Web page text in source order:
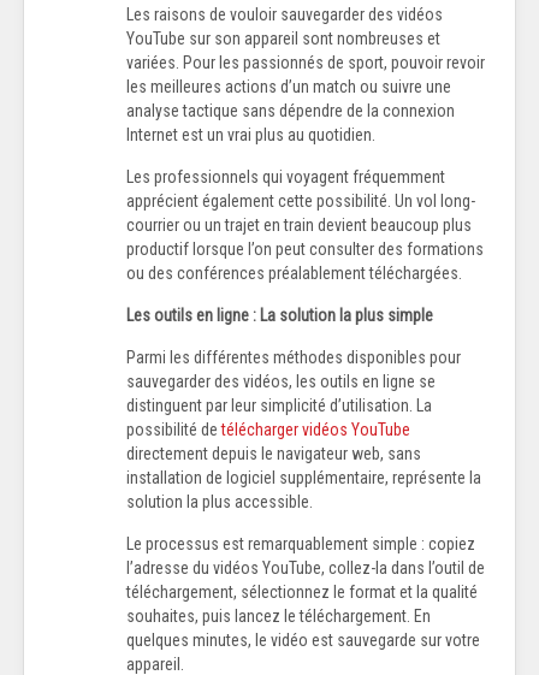
Les raisons de vouloir sauvegarder des vidéos
YouTube sur son appareil sont nombreuses et
variées. Pour les passionnés de sport, pouvoir revoir
les meilleures actions d’un match ou suivre une
analyse tactique sans dépendre de la connexion
Internet est un vrai plus au quotidien.
Les professionnels qui voyagent fréquemment
apprécient également cette possibilité. Un vol long-
courrier ou un trajet en train devient beaucoup plus
productif lorsque l’on peut consulter des formations
ou des conférences préalablement téléchargées.
Les outils en ligne : La solution la plus simple
Parmi les différentes méthodes disponibles pour
sauvegarder des vidéos, les outils en ligne se
distinguent par leur simplicité d’utilisation. La
possibilité de télécharger vidéos YouTube
directement depuis le navigateur web, sans
installation de logiciel supplémentaire, représente la
solution la plus accessible.
Le processus est remarquablement simple : copiez
l’adresse du vidéos YouTube, collez-la dans l’outil de
téléchargement, sélectionnez le format et la qualité
souhaites, puis lancez le téléchargement. En
quelques minutes, le vidéo est sauvegarde sur votre
appareil.